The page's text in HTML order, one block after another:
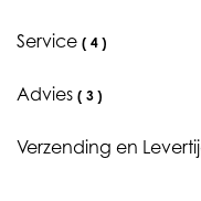
Service ( 4 )
Advies ( 3 )
Verzending en